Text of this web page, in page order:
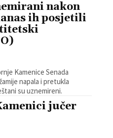
nakon
ih posjetili
Kamenice Senada
napala i pretukla
su uznemireni.
jučer